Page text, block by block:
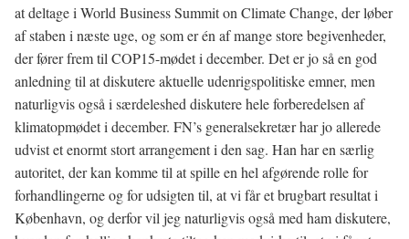
at deltage i World Business Summit on Climate Change, der løber
af staben i næste uge, og som er én af mange store begivenheder,
der fører frem til COP15-mødet i december. Det er jo så en god
anledning til at diskutere aktuelle udenrigspolitiske emner, men
naturligvis også i særdeleshed diskutere hele forberedelsen af
klimatopmødet i december. FN’s generalsekretær har jo allerede
udvist et enormt stort arrangement i den sag. Han har en særlig
autoritet, der kan komme til at spille en hel afgørende rolle for
forhandlingerne og for udsigten til, at vi får et brugbart resultat i
København, og derfor vil jeg naturligvis også med ham diskutere,